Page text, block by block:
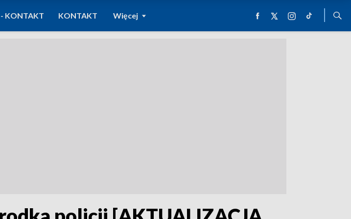
KONTAKT KONTAKT Więcej